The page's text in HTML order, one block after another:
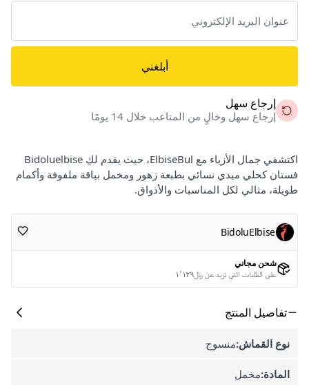
أبلغني
إرجاع سهل
إرجاع سهل وخالٍ من المتاعب خلال 14 يومًا
اكتشفي جمال الأزياء مع ElbiseBul، حيث يقدم لكِ Bidoluelbise
فستان كحلي ميدي نسائي بطبعة زهور ومخمل بياقة ملفوفة وأكمام
طويلة، مثالي لكل المناسبات والأذواق.
BidoluElbise
شحن مجاني
على الطلبات التي تزيد عن ﷼١٬١٢٩
تفاصيل المنتج
نوع القماش:منسوج
المادة:مخمل